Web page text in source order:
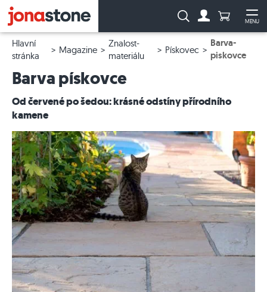
MENU
Vyhledávání:Počet
Hlavní
stránka
Magazine
Znalost-
materiálu
Pískovec
Barva-
piskovce
Barva pískovce
Od červené po šedou: krásné odstíny přírodního
kamene